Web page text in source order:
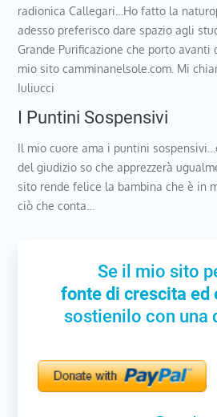
radionica Callegari…Ho fatto la
adesso preferisco dare spazio agli
Grande Purificazione che porto avanti
mio sito camminanelsole.com. Mi
Iuliucci
I Puntini Sospensivi
Il mio cuore ama i puntini
del giudizio so che apprezzerà
sito rende felice la bambina che è in
ciò che conta…
Se il mio sito
fonte di crescita ed
sostienilo con una